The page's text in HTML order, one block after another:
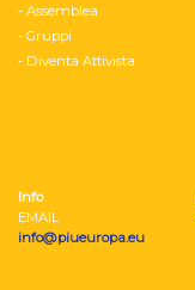
- Assemblea
- Gruppi
- Diventa Attivista
Info
EMAIL
info@piueuropa.eu